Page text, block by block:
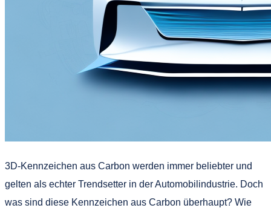
3D-Kennzeichen aus Carbon werden immer beliebter und
gelten als echter Trendsetter in der Automobilindustrie. Doch
was sind diese Kennzeichen aus Carbon überhaupt? Wie